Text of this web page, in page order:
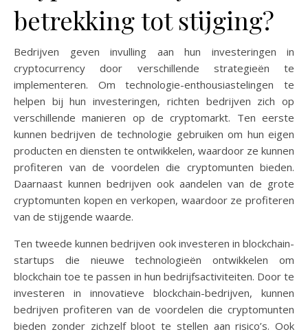
betrekking tot stijging?
Bedrijven geven invulling aan hun investeringen in
cryptocurrency door verschillende strategieën te
implementeren. Om technologie-enthousiastelingen te
helpen bij hun investeringen, richten bedrijven zich op
verschillende manieren op de cryptomarkt. Ten eerste
kunnen bedrijven de technologie gebruiken om hun eigen
producten en diensten te ontwikkelen, waardoor ze kunnen
profiteren van de voordelen die cryptomunten bieden.
Daarnaast kunnen bedrijven ook aandelen van de grote
cryptomunten kopen en verkopen, waardoor ze profiteren
van de stijgende waarde.
Ten tweede kunnen bedrijven ook investeren in blockchain-
startups die nieuwe technologieën ontwikkelen om
blockchain toe te passen in hun bedrijfsactiviteiten. Door te
investeren in innovatieve blockchain-bedrijven, kunnen
bedrijven profiteren van de voordelen die cryptomunten
bieden zonder zichzelf bloot te stellen aan risico’s. Ook